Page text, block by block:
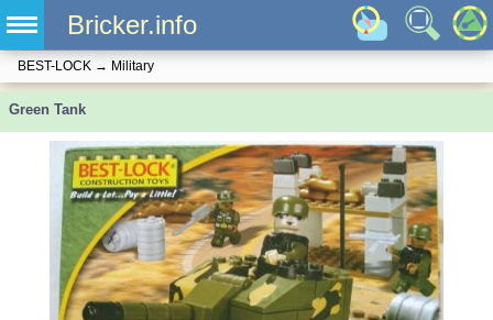
Bricker.info
BEST-LOCK → Military
Green Tank